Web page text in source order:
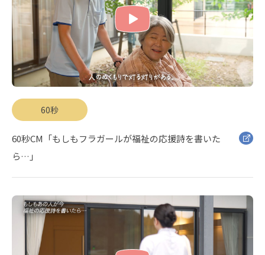
60秒
60秒CM「もしもフラガールが福祉の応援詩を書いた
ら…」